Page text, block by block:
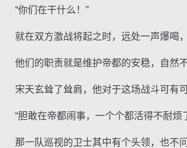
“你们在干什么！”
就在双方激战将起之时，远处一声爆喝，
他们的职责就是维护帝都的安稳，自然不
宋天玄耸了耸肩，他对于这场战斗可有可
“胆敢在帝都闹事，一个个都活得不耐烦
那一队巡视的卫士其中有个头领，也不问